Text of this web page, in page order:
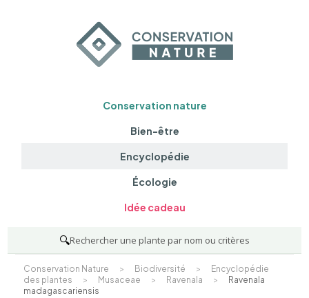
Conservation nature
Bien-être
Encyclopédie
Écologie
Idée cadeau
🔍Rechercher une plante par nom ou critères
Conservation Nature > Biodiversité >
Encyclopédie
des plantes
> Musaceae > Ravenala >
Ravenala
madagascariensis